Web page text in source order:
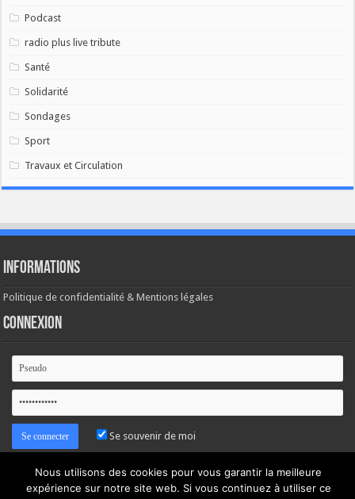
Podcast
radio plus live tribute
Santé
Solidarité
Sondages
Sport
Travaux et Circulation
Informations
Politique de confidentialité & Mentions légales
Connexion
Se souvenir de moi
Mot de passe oublié ?
Nous utilisons des cookies pour vous garantir la meilleure
expérience sur notre site web. Si vous continuez à utiliser ce